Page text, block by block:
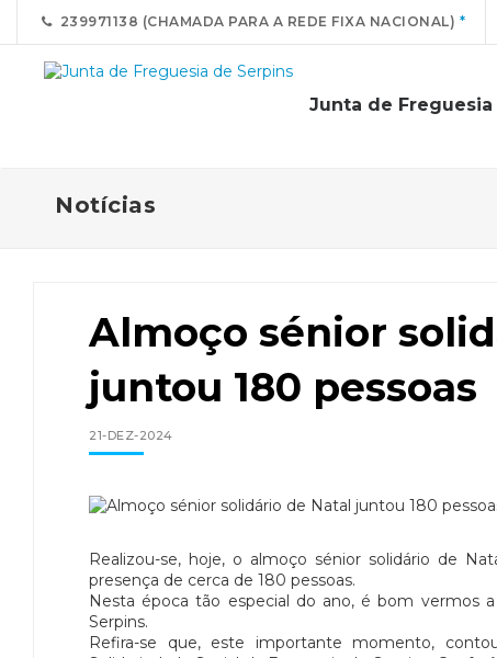
239971138 (CHAMADA PARA A REDE FIXA NACIONAL)
Junta de
Notícias
Almoço sénior
juntou 180 pessoas
21-DEZ-2024
Realizou-se, hoje, o almoço sénior solidário de
presença de cerca de 180 pessoas.
Nesta época tão especial do ano, é bom vermos
Serpins.
Refira-se que, este importante momento,